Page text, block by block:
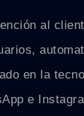
al
en la
e